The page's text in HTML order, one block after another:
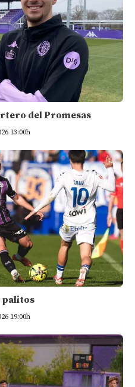
del Promesas
13:00h
palitos
19:00h